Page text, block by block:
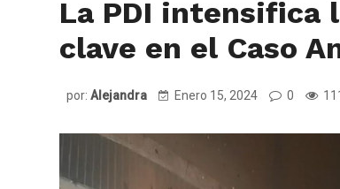
La PDI intensifica
clave en el Caso
por: Alejandra Enero 15, 2024 0